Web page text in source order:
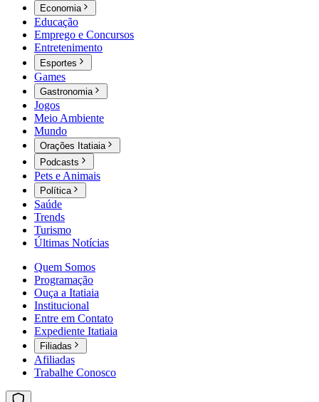
Economia
Educação
Emprego e Concursos
Entretenimento
Esportes
Games
Gastronomia
Jogos
Meio Ambiente
Mundo
Orações Itatiaia
Podcasts
Pets e Animais
Política
Saúde
Trends
Turismo
Últimas Notícias
Quem Somos
Programação
Ouça a Itatiaia
Institucional
Entre em Contato
Expediente Itatiaia
Filiadas
Afiliadas
Trabalhe Conosco